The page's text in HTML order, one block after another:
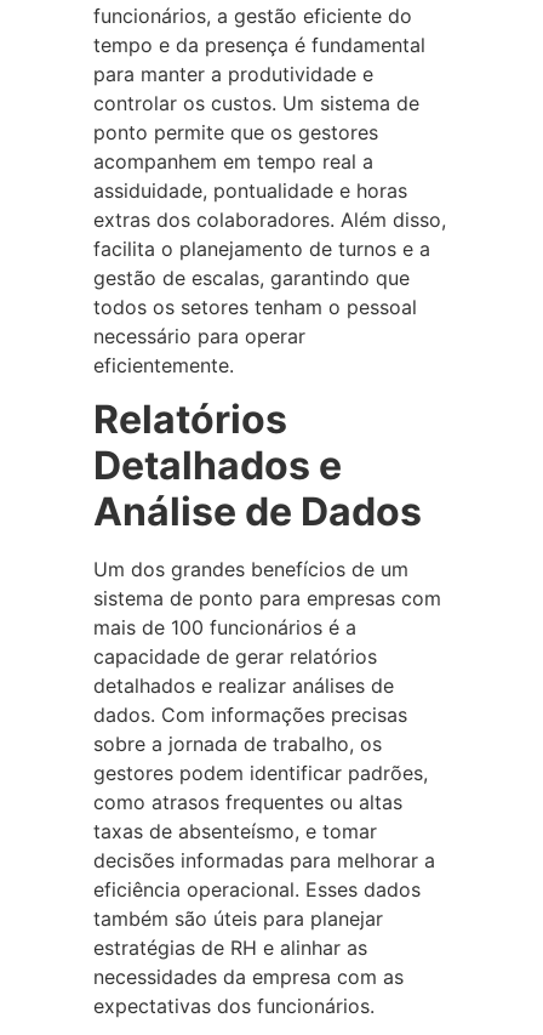
funcionários, a gestão eficiente do
tempo e da presença é fundamental
para manter a produtividade e
controlar os custos. Um sistema de
ponto permite que os gestores
acompanhem em tempo real a
assiduidade, pontualidade e horas
extras dos colaboradores. Além disso,
facilita o planejamento de turnos e a
gestão de escalas, garantindo que
todos os setores tenham o pessoal
necessário para operar
eficientemente.
Relatórios
Detalhados e
Análise de Dados
Um dos grandes benefícios de um
sistema de ponto para empresas com
mais de 100 funcionários é a
capacidade de gerar relatórios
detalhados e realizar análises de
dados. Com informações precisas
sobre a jornada de trabalho, os
gestores podem identificar padrões,
como atrasos frequentes ou altas
taxas de absenteísmo, e tomar
decisões informadas para melhorar a
eficiência operacional. Esses dados
também são úteis para planejar
estratégias de RH e alinhar as
necessidades da empresa com as
expectativas dos funcionários.